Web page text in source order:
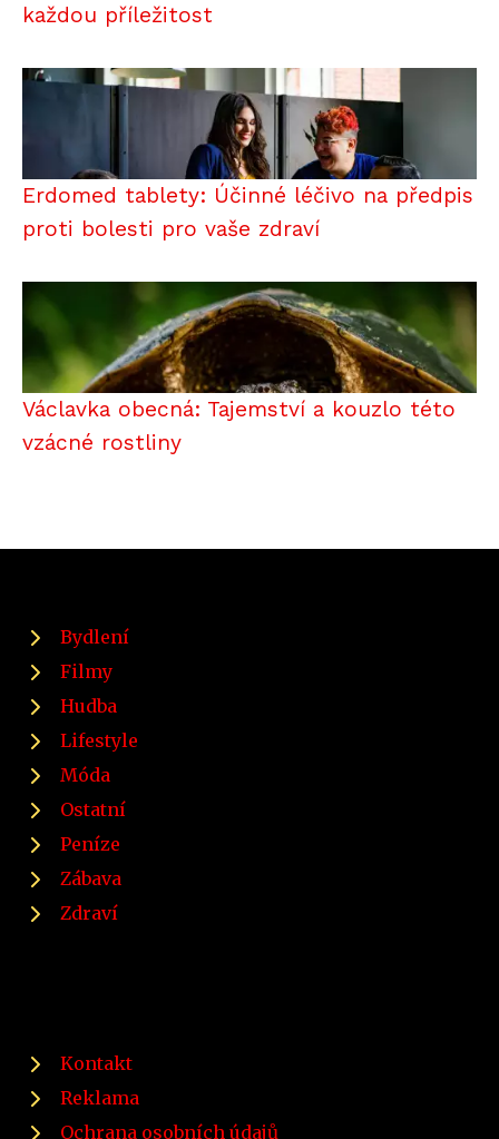
každou příležitost
Erdomed tablety: Účinné léčivo na předpis
proti bolesti pro vaše zdraví
Václavka obecná: Tajemství a kouzlo této
vzácné rostliny
Bydlení
Filmy
Hudba
Lifestyle
Móda
Ostatní
Peníze
Zábava
Zdraví
Kontakt
Reklama
Ochrana osobních údajů